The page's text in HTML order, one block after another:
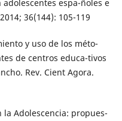
espa-ñoles e
36(144): 105-119
y uso de los méto-
de centros educa-tivos
Rev. Cient Agora.
la Adolescencia: propues-